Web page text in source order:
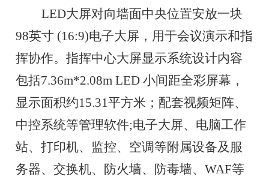
LED大屏对向墙面中央位置安放一块
98英寸 (16:9)电子大屏，用于会议演示和指
挥协作。指挥中心大屏显示系统设计内容
包括7.36m*2.08m LED 小间距全彩屏幕，
显示面积约15.31平方米；配套视频矩阵、
中控系统等管理软件;电子大屏、电脑工作
站、打印机、监控、空调等附属设备及服
务器、交换机、防火墙、防毒墙、WAF等